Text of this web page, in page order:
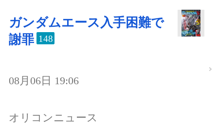
ガンダムエース入手困難で
謝罪 148
08月06日 19:06
オリコンニュース